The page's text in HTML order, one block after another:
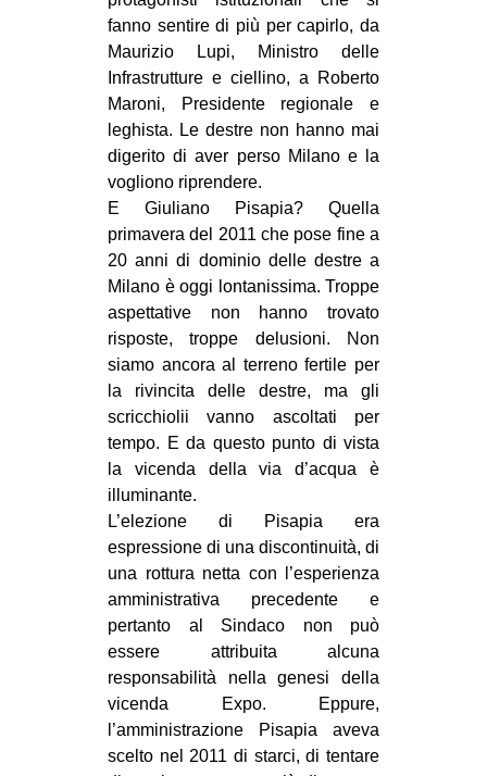
fanno sentire di più per capirlo, da
Maurizio Lupi, Ministro delle
Infrastrutture e ciellino, a Roberto
Maroni, Presidente regionale e
leghista. Le destre non hanno mai
digerito di aver perso Milano e la
vogliono riprendere.
E Giuliano Pisapia? Quella
primavera del 2011 che pose fine a
20 anni di dominio delle destre a
Milano è oggi lontanissima. Troppe
aspettative non hanno trovato
risposte, troppe delusioni. Non
siamo ancora al terreno fertile per
la rivincita delle destre, ma gli
scricchiolii vanno ascoltati per
tempo. E da questo punto di vista
la vicenda della via d’acqua è
illuminante.
L’elezione di Pisapia era
espressione di una discontinuità, di
una rottura netta con l’esperienza
amministrativa precedente e
pertanto al Sindaco non può
essere attribuita alcuna
responsabilità nella genesi della
vicenda Expo. Eppure,
l’amministrazione Pisapia aveva
scelto nel 2011 di starci, di tentare